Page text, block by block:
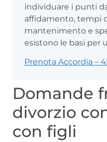
individuare i punti
affidamento, tempi
mantenimento e
esistono le basi per
Prenota Accordia –
Domande
divorzio
con figli